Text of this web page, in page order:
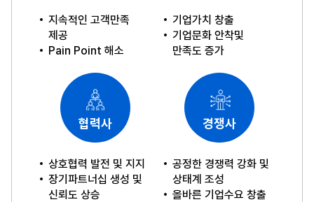
지속적인 고객만족
제공
Pain Point 해소
기업가치 창출
기업문화 안착및
만족도 증가
협력사
상호협력 발전 및 지지
장기파트너십 생성 및
신뢰도 상승
경쟁사
공정한 경쟁력 강화 및
상태계 조성
올바른 기업수요 창출